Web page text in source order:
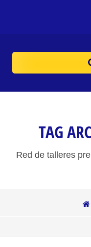
TAG
Red de talleres